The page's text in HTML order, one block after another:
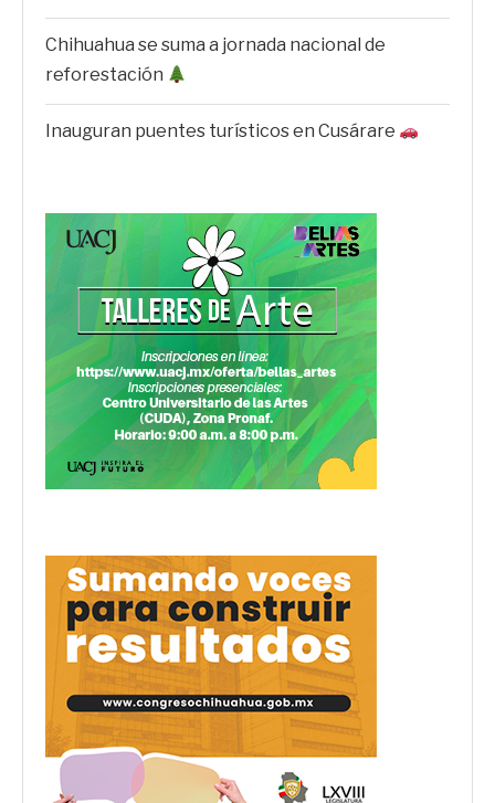
Chihuahua se suma a jornada nacional de
reforestación
Inauguran puentes turísticos en Cusárare